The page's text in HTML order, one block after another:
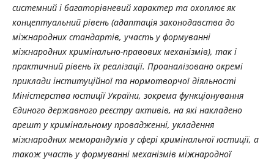
системний і багаторівневий характер та охоплює як
концептуальний рівень (адаптація законодавства до
міжнародних стандартів, участь у формуванні
міжнародних кримінально-правових механізмів), так і
практичний рівень їх реалізації. Проаналізовано окремі
приклади інституційної та нормотворчої діяльності
Міністерства юстиції України, зокрема функціонування
Єдиного державного реєстру активів, на які накладено
арешт у кримінальному провадженні, укладення
міжнародних меморандумів у сфері кримінальної юстиції, а
також участь у формуванні механізмів міжнародної